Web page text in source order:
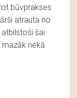
būvprakses
atrauta no
šai
nekā